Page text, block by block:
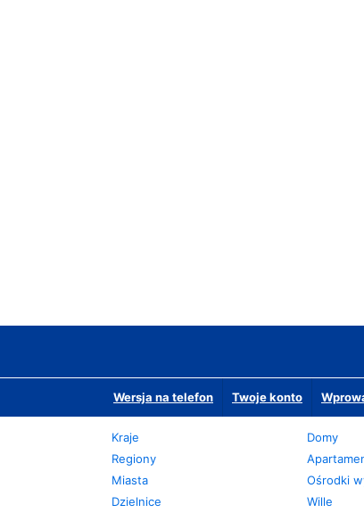
Wersja na telefon Twoje konto
Kraje
Regiony
Miasta
Dzielnice
Domy
Ośrodki
Wille